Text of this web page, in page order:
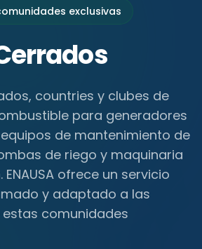
exclusivas
countries y clubes de
para generadores
de mantenimiento de
de riego y maquinaria
ofrece un servicio
y adaptado a las
comunidades